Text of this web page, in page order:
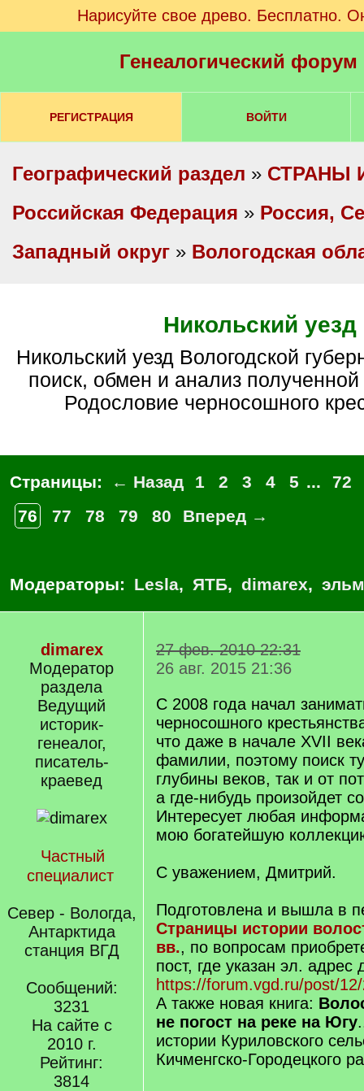
Нарисуйте свое древо. Бесплатно.
Генеалогический
РЕГИСТРАЦИЯ ВОЙТИ
Географический раздел » СТРАНЫ
Российская Федерация » Россия,
Западный округ » Вологодская
Никольский уезд
Никольский уезд Вологодской губернии - просмотр,
поиск, обмен и анализ
Родословие черносошного
Страницы: ← Назад 1 2 3 4 5 ...
72
76
77 78 79 80 Вперед →
Модераторы: Lesla, ЯТБ, dimarex,
dimarex
Модератор
раздела
Ведущий
историк-
генеалог,
писатель-
краевед
Частный
специалист
Север - Вологда,
Антарктида
станция ВГД
Сообщений:
3231
На сайте с
2010 г.
Рейтинг:
3814
27 фев. 2010 22:31
26 авг. 2015 21:36
С 2008 года начал
черносошного
что даже в начале XVII
фамилии, поэтому поиск
глубины веков, так и от
а где-нибудь произойдет
Интересует любая
мою богатейшую
С уважением, Дмитрий.
Подготовлена и вышла в
Страницы истории
вв., по вопросам
пост, где указан эл. адрес
https://forum.vgd.ru/post/
А также новая книга:
не погост на реке на Югу
истории Куриловского
Кичменгско-Городецкого